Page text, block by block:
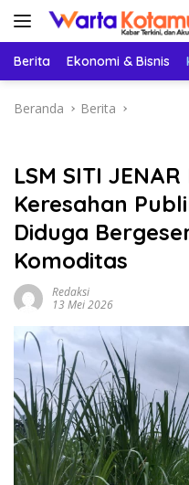
Langsung
Berita Ekonomi & Bisnis
Beranda Berita
LSM SITI
Keresahan
Diduga
Komoditas
Redaksi
13 Mei 2026